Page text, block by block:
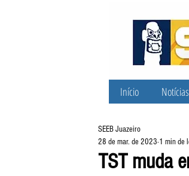
Início Notícias
TST muda
SEEB Juazeiro
28 de mar. de 2023 1 min de